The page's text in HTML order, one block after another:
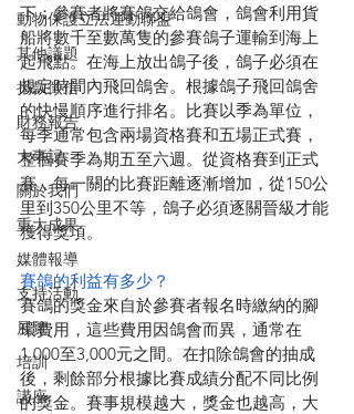
動物保護立法運動聯盟
其他議題
捐款徵信
財務報告
大事記
關於我們
重大成果
媒體報導
支持活動
展覽
培訓
講座
下：參賽者將賽鴿交給鴿會，鴿會利用貨
船將數千至數萬隻的參賽鴿子運輸到海上
起飛點。在海上放出鴿子後，鴿子必須在
規定時間內飛回鴿舍。根據鴿子飛回鴿舍
的快慢順序進行排名。比賽以季為單位，
每季通常包含兩場資格賽和五場正式賽，
整個賽季為期五至六週。從資格賽到正式
賽，每一關的比賽距離逐漸增加，從150公
里到350公里不等，鴿子必須逐關晉級才能
獲得獎項。
賽鴿的利益有多少？
賽鴿的獎金來自於參賽者報名時繳納的腳
環費用，這些費用因鴿會而異，通常在
1,000至3,000元之間。在扣除鴿會的抽成
後，剩餘部分根據比賽成績分配不同比例
的獎金。賽事規模越大，獎金也越高，大